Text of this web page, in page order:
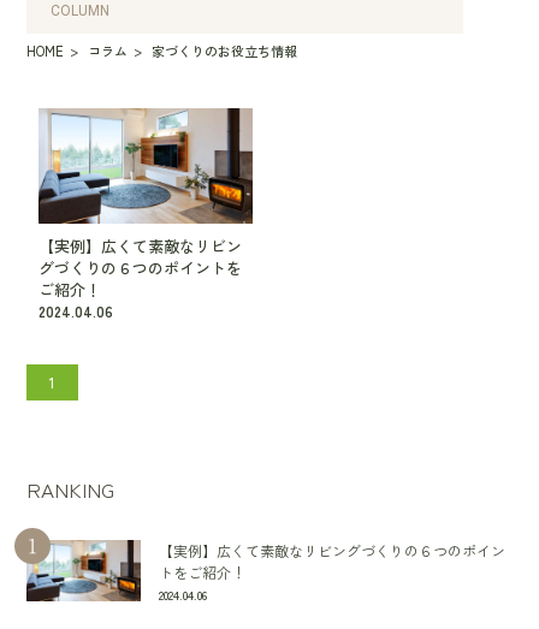
COLUMN
HOME コラム 家づくりのお役立ち情報
【実例】広くて素敵なリビン
グづくりの６つのポイントを
ご紹介！
2024.04.06
1
RANKING
【実例】広くて素敵なリビングづくりの６つのポイン
トをご紹介！
2024.04.06